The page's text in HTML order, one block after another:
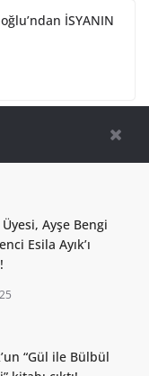
İSYANIN
Tüm Hakları
Ayşe Bengi
Esila Ayık’ı
“Gül ile Bülbül